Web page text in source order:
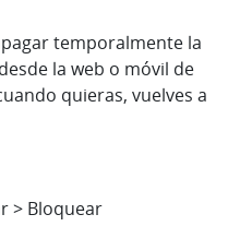
temporalmente la
la web o móvil de
quieras, vuelves a
> Bloquear